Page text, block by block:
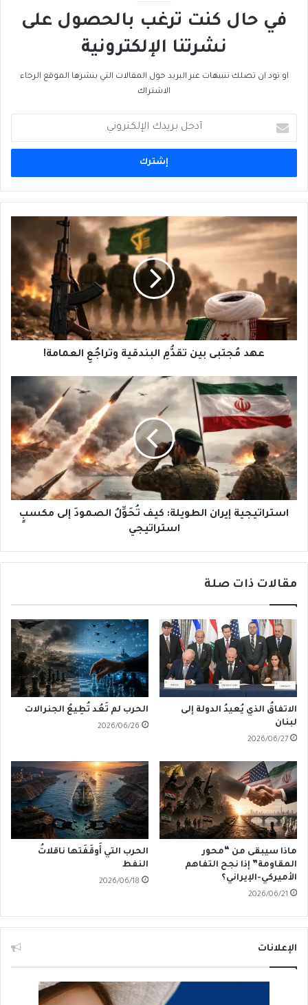
في حال كنت ترغب بالحصول على
نشرتنا الإلكترونية
او تود ان تصلك تنبيهات عبر البريد حول المقالات التي ينشرها الموقع الرجاء
الاشتراك
بريدك
الإلكتروني
عهد
مُجتبى
البندقية
وتراجُعِ
العمامة!
عهد مُجتبى بين تقدُّمِ البندقية وتراجُعِ العمامة!
استراتيجية
إيران
الطويلة:
كيف
تُحَوِّلُ
الصمودَ
إلى
مكسبٍ
استراتيجي
استراتيجية إيران الطويلة: كيف تُحَوِّلُ الصمودَ إلى مكسبٍ
استراتيجي
مقالات ذات صلة
الاتفاقُ الذي يُعيدُ الدولة إلى
لبنان
2026/06/27
الحرب لم تَعُد تُطِيعُ الجنرالات
2026/06/26
ماذا سيبقى من “محور
المقاومة” إذا نجح التفاهم
الأميركي-الإيراني؟
2026/06/21
الحرب التي أَوقَفَتها ناقلاتُ
النفط
2026/06/18
الإعلانات